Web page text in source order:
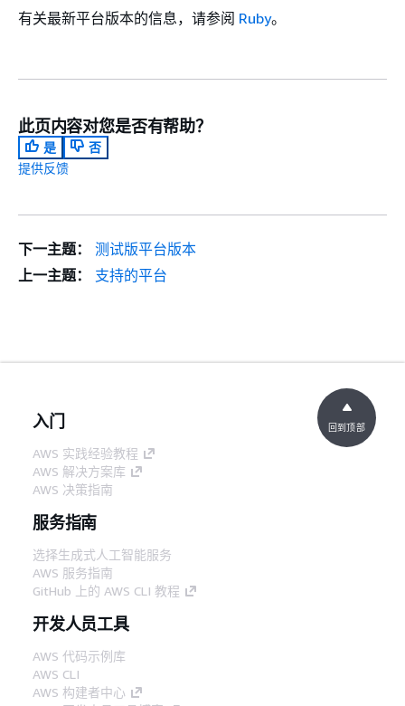
有关最新平台版本的信息，请参阅 Ruby。
此页内容对您是否有帮助？
是
否
提供反馈
下一主题：
测试版平台版本
上一主题：
支持的平台
入门
AWS 实践经验教程
AWS 解决方案库
AWS 决策指南
服务指南
选择生成式人工智能服务
AWS 服务指南
GitHub 上的 AWS CLI 教程
开发人员工具
AWS 代码示例库
AWS CLI
AWS 构建者中心
回到顶部